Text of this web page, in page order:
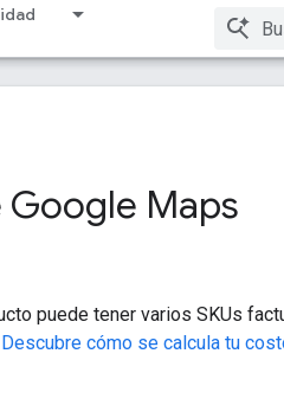
Maps
puede tener varios SKUs
Descubre cómo se calcula tu